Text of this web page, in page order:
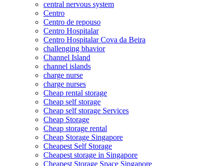
central nervous system
Centro
Centro de repouso
Centro Hospitalar
Centro Hospitalar Cova da Beira
challenging bhavior
Channel Island
channel islands
charge nurse
charge nurses
Cheap rental storage
Cheap self storage
Cheap self storage Services
Cheap Storage
Cheap storage rental
Cheap Storage Singapore
Cheapest Self Storage
Cheapest storage in Singapore
Cheapest Storage Space Singapore